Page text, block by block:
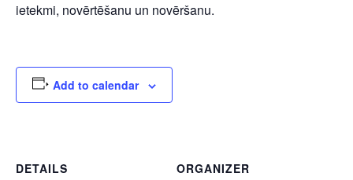
ietekmi, novērtēšanu un novēršanu.
Add to calendar
DETAILS
ORGANIZER